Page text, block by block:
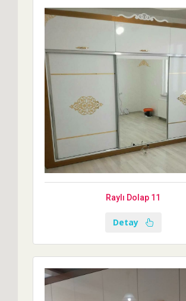
Raylı Dolap 11
Detay